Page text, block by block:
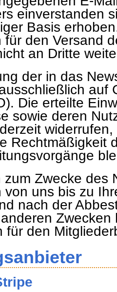
einverstanden
Basis
für den Versand
an Dritte
der in das
auf
Die erteilte
sowie deren
Rechtmäßigkeit
zum Zwecke des
von uns bis zu
nach der
für den